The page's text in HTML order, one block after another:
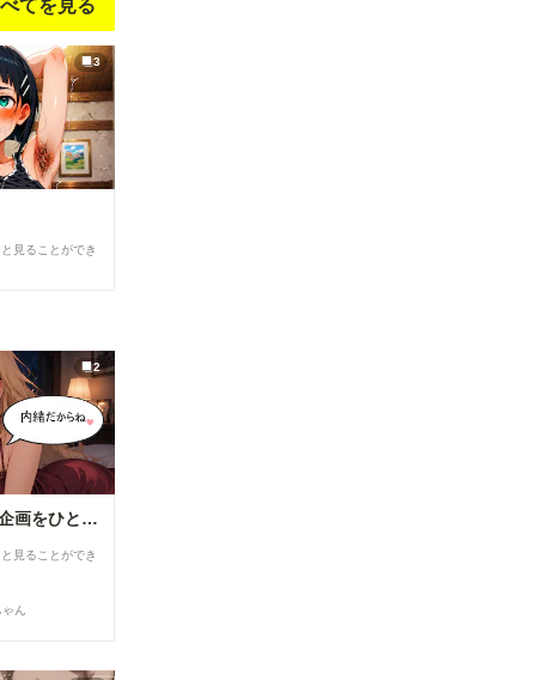
てを見る
3
見ることができ
2
【R18】8月の投稿企画をひと足先に公開！
見ることができ
ん